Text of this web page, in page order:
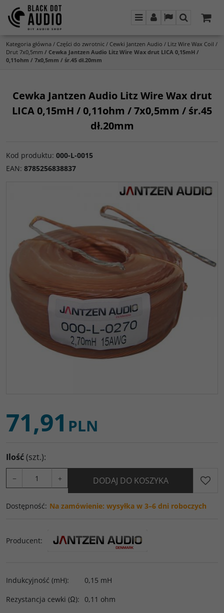
MenuPanel LangSzukaj
Kategoria główna / Części do zwrotnic / Cewki Jantzen Audio / Litz Wire Wax Coil /
Drut 7x0,5mm / Cewka Jantzen Audio Litz Wire Wax drut LICA 0,15mH /
0,11ohm / 7x0,5mm / śr.45 dł.20mm
Cewka Jantzen Audio Litz Wire Wax drut
LICA 0,15mH / 0,11ohm / 7x0,5mm / śr.45
dł.20mm
Kod produktu: 000-L-0015
EAN: 8785256838837
71,91 PLN
Ilość(szt.):
− + DODAJ DO KOSZYKA
Dostępność: Na zamówienie: wysyłka w 3–6 dni roboczych
Producent:
Indukcyjność (mH):
0,15 mH
Rezystancja cewki (Ω): 0,11 ohm